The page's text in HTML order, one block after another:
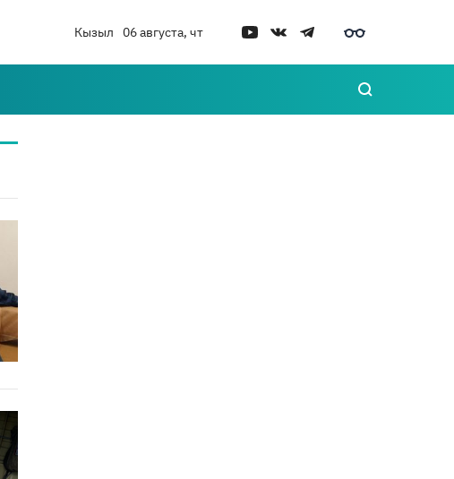
Кызыл 06 августа, чт